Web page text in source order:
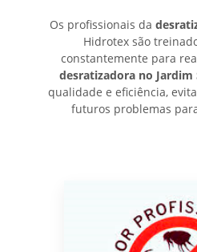
Os profissionais da
Hidrotex são
constantemente para
desratizadora no Jardim
qualidade e eficiência,
futuros problemas